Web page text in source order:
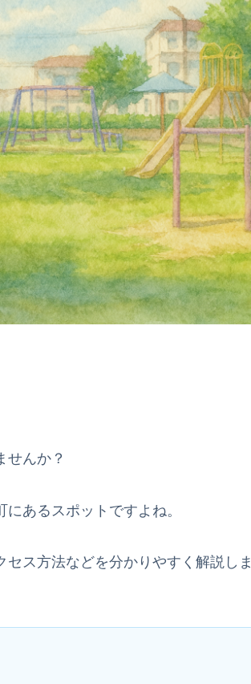
せんか？
あるスポットですよね。
ス方法などを分かりやすく解説しま